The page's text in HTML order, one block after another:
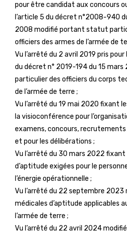
pour être candidat aux concours
l’article 5 du décret n°2008-940
2008 modifié portant statut
officiers des armes de l’armée de
Vu l’arrêté du 2 avril 2019 pris pour
du décret n° 2019-194 du 15
particulier des officiers du corps
de l’armée de terre ;
Vu l’arrêté du 19 mai 2020 fixant
la visioconférence pour
examens, concours,
et pour les délibérations ;
Vu l’arrêté du 30 mars 2022
d’aptitude exigées pour le
l’énergie opérationnelle ;
Vu l’arrêté du 22 septembre
médicales d’aptitude applicables
l’armée de terre ;
Vu l’arrêté du 22 avril 2024